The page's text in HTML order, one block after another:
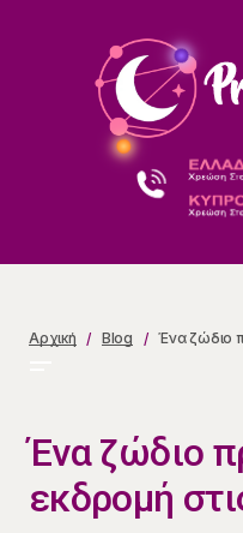
Αρχική Blog Ένα ζώδιο
Ένα ζώδιο
εκδρομή